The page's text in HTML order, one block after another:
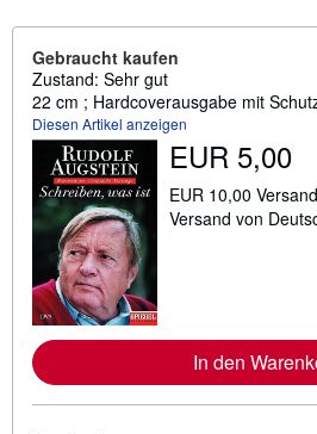
Gebraucht kaufen
Zustand: Sehr gut
22 cm ; Hardcoverausgabe mit
Diesen Artikel anzeigen
EUR 5,00
EUR 10,00 Versand
Versand von
In den